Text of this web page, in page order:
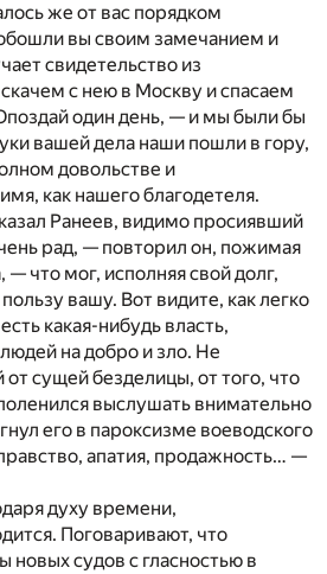
же от вас порядком
вы своим замечанием и
свидетельство из
с нею в Москву и спасаем
один день, — и мы были бы
вашей дела наши пошли в гору,
довольстве и
как нашего благодетеля.
Ранеев, видимо просиявший
рад, — повторил он, пожимая
— что мог, исполняя свой долг,
вашу. Вот видите, как легко
какая-нибудь власть,
на добро и зло. Не
сущей безделицы, от того, что
выслушать внимательно
его в пароксизме воеводского
апатия, продажность… —
духу времени,
Поговаривают, что
новых судов с гласностью в